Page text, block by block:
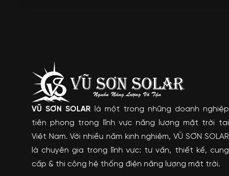
VŨ SƠN SOLAR là một trong những doanh nghiệp
tiên phong trong lĩnh vực năng lượng mặt trời tại
Việt Nam. Với nhiều năm kinh nghiệm, VŨ SƠN SOLAR
là chuyên gia trong lĩnh vực: tư vấn, thiết kế, cung
cấp & thi công hệ thống điện năng lượng mặt trời.